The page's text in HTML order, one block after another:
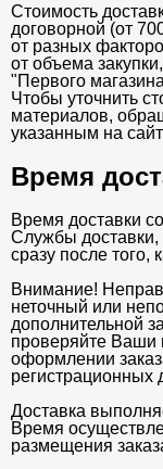
Стоимость
договорной (от
от разных
от объема
"Первого
Чтобы уточнить
материалов,
указанным на
Время
Время доставки
Службы доставки,
сразу после того,
Внимание!
неточный или
дополнительной
проверяйте Ваши
оформлении
регистрационных
Доставка
Время
размещения